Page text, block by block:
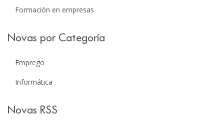
Formación en empresas
Novas por Categoría
Emprego
Informática
Novas RSS